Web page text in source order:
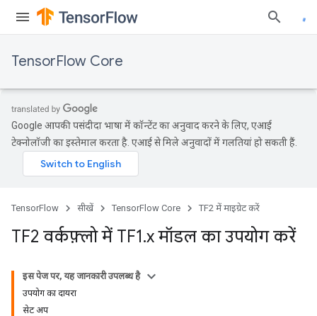
TensorFlow Core
Google आपकी पसंदीदा भाषा में कॉन्टेंट का अनुवाद करने के लिए, एआई
टेक्नोलॉजी का इस्तेमाल करता है. एआई से मिले अनुवादों में गलतियां हो सकती हैं.
TensorFlow सीखें TensorFlow Core TF2 में माइग्रेट करें
TF2 वर्कफ़्लो में TF1.x मॉडल का उपयोग करें
इस पेज पर, यह जानकारी उपलब्ध है
उपयोग का दायरा
सेट अप